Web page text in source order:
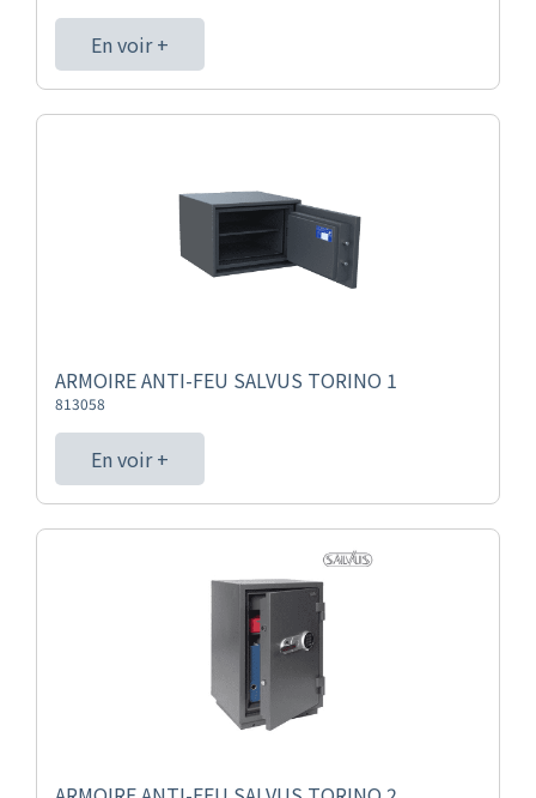
En voir +
ARMOIRE ANTI-FEU SALVUS TORINO 1
813058
En voir +